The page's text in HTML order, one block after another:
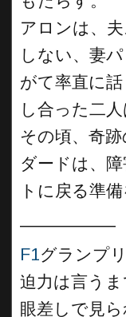
アロンは、
しない、妻
がて率直に話
し合った二
その頃、奇
ダードは、
トに戻る準
F1グランプ
迫力は言う
眼差しで見